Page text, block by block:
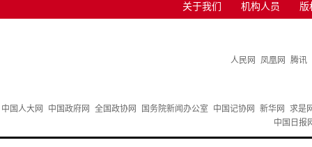
关于我们 机构人员 版
人民网 凤凰网 腾讯
中国人大网 中国政府网 全国政协网 国务院新闻办公室 中国记协网 新华网
求是
中国日报